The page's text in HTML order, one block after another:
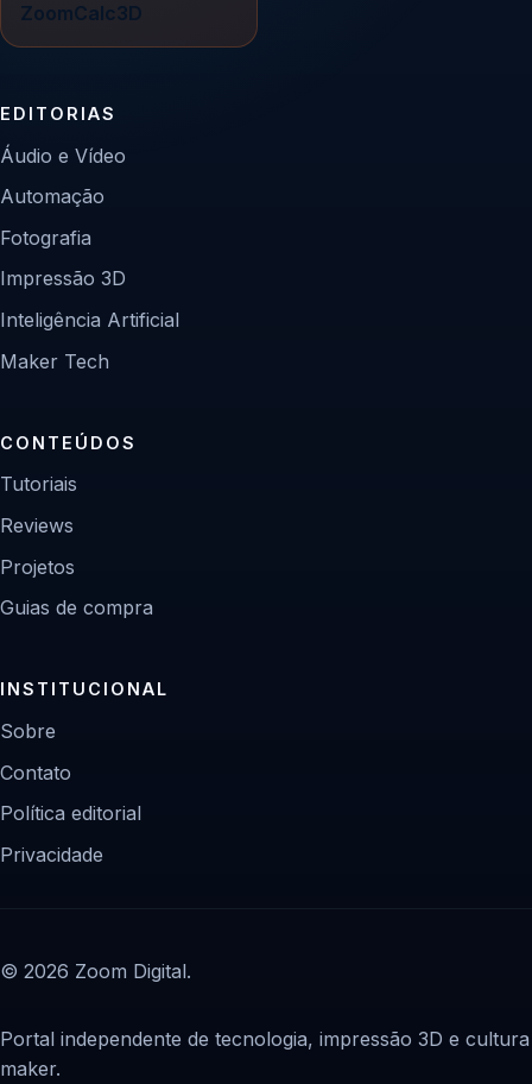
ZoomCalc3D
EDITORIAS
Áudio e Vídeo
Automação
Fotografia
Impressão 3D
Inteligência Artificial
Maker Tech
CONTEÚDOS
Tutoriais
Reviews
Projetos
Guias de compra
INSTITUCIONAL
Sobre
Contato
Política editorial
Privacidade
© 2026 Zoom Digital.
Portal independente de tecnologia, impressão 3D e cultura
maker.